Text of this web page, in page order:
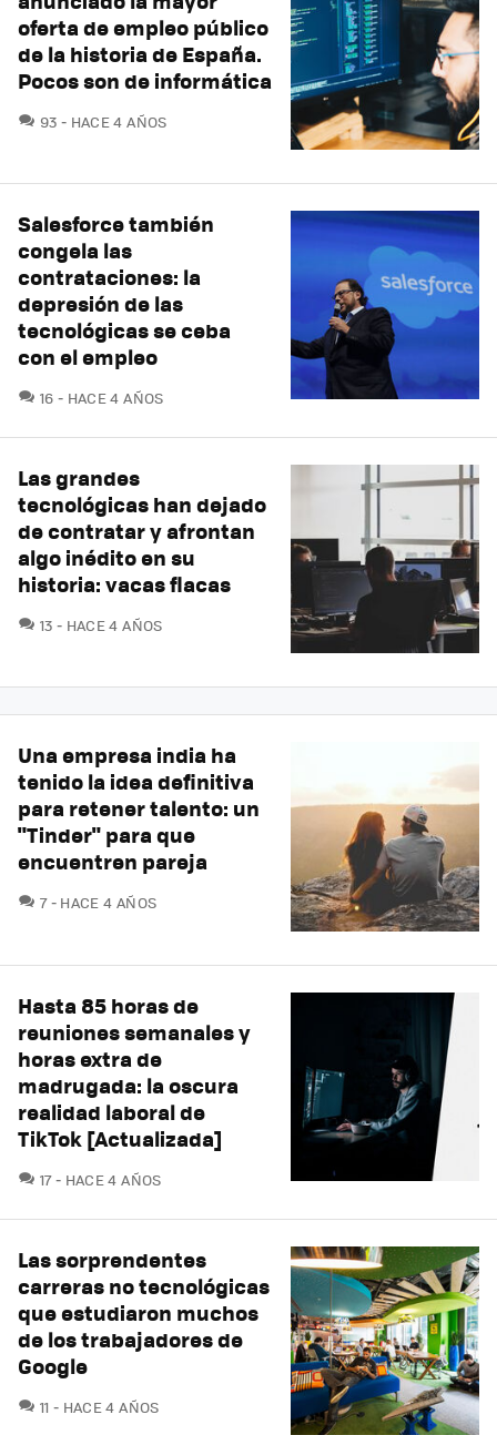
oferta de empleo público
de la historia de España.
Pocos son de informática
93 COMENTARIOS
HACE 4 AÑOS
Salesforce también
congela las
contrataciones: la
depresión de las
tecnológicas se ceba
con el empleo
16 COMENTARIOS
HACE 4 AÑOS
Las grandes
tecnológicas han dejado
de contratar y afrontan
algo inédito en su
historia: vacas flacas
13 COMENTARIOS
HACE 4 AÑOS
Una empresa india ha
tenido la idea definitiva
para retener talento: un
"Tinder" para que
encuentren pareja
7COMENTARIOS
HACE 4 AÑOS
Hasta 85 horas de
reuniones semanales y
horas extra de
madrugada: la oscura
realidad laboral de
TikTok [Actualizada]
17COMENTARIOS
HACE 4 AÑOS
Las sorprendentes
carreras no tecnológicas
que estudiaron muchos
de los trabajadores de
Google
11 COMENTARIOS
HACE 4 AÑOS